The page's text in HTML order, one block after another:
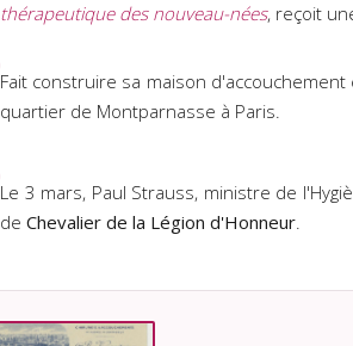
thérapeutique des nouveau-nées, reçoit
Fait construire sa maison
quartier de Montparnasse à Paris.
Le 3 mars, Paul Strauss, ministre de
de Chevalier de la Légion d'Honneur